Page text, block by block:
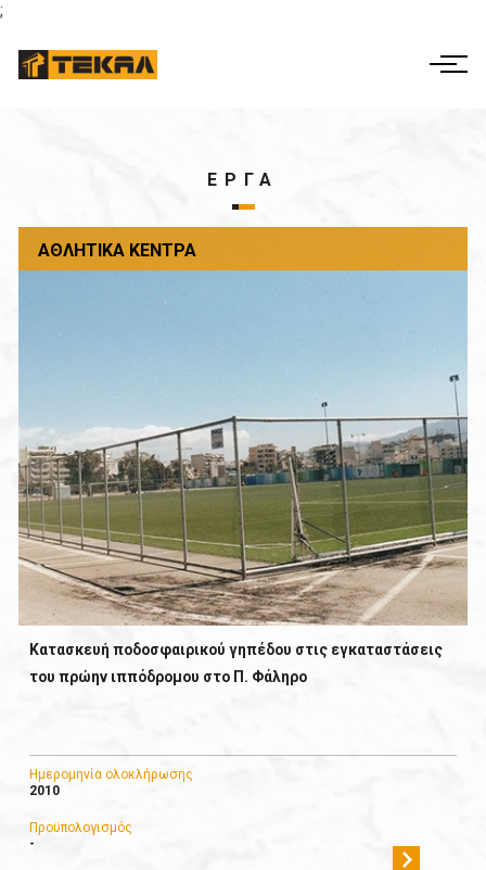
;
ΕΛ EN
ΕΤΑΙΡΙΚΗ ΔΙΑΚΥΒΕΡΝΗΣΗ
ΕΡΓΑ
ΟΙΚΟΝΟΜΙΚΑ ΣΤΟΙΧΕΙΑ
ΕΡΓΑ
ΑΘΛΗΤΙΚΆ ΚΈΝΤΡΑ
Κατασκευή ποδοσφαιρικού γηπέδου στις εγκαταστάσεις
του πρώην ιππόδρομου στο Π. Φάληρο
Ημερομηνία ολοκλήρωσης
2010
Προϋπολογισμός
-